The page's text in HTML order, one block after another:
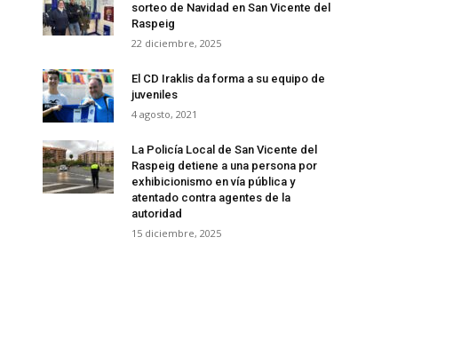
sorteo de Navidad en San Vicente del
Raspeig
22 diciembre, 2025
El CD Iraklis da forma a su equipo de
juveniles
4 agosto, 2021
La Policía Local de San Vicente del
Raspeig detiene a una persona por
exhibicionismo en vía pública y
atentado contra agentes de la
autoridad
15 diciembre, 2025